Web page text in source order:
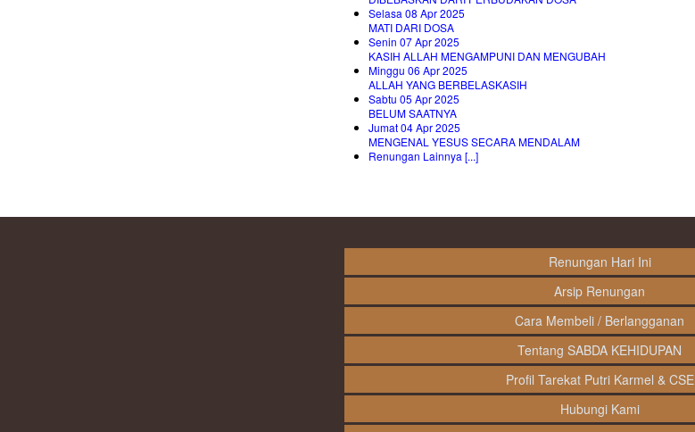
Selasa 08 Apr 2025
MATI DARI DOSA
Senin 07 Apr 2025
KASIH ALLAH MENGAMPUNI DAN MENGUBAH
Minggu 06 Apr 2025
ALLAH YANG BERBELASKASIH
Sabtu 05 Apr 2025
BELUM SAATNYA
Jumat 04 Apr 2025
MENGENAL YESUS SECARA MENDALAM
Renungan Lainnya [...]
Renungan Hari Ini
Arsip Renungan
Cara Membeli / Berlangganan
Tentang SABDA KEHIDUPAN
Profil Tarekat Putri Karmel & CSE
Hubungi Kami